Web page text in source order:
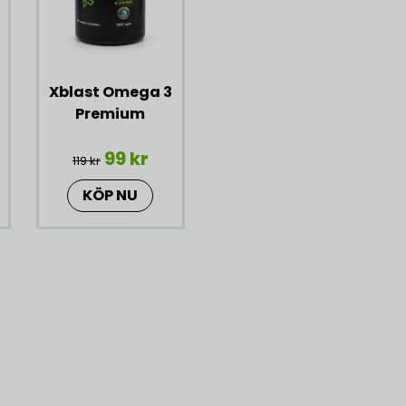
Xblast Omega 3
Premium
119 kr 99 kr
KÖP NU